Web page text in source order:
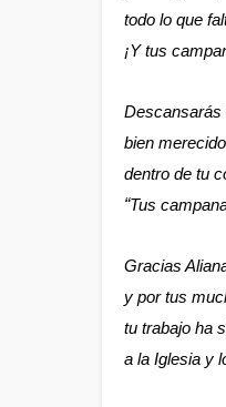
todo lo que
¡Y tus
Descansarás
bien
dentro de tu
“Tus
Gracias
y por tus
tu trabajo ha
a la Iglesia y